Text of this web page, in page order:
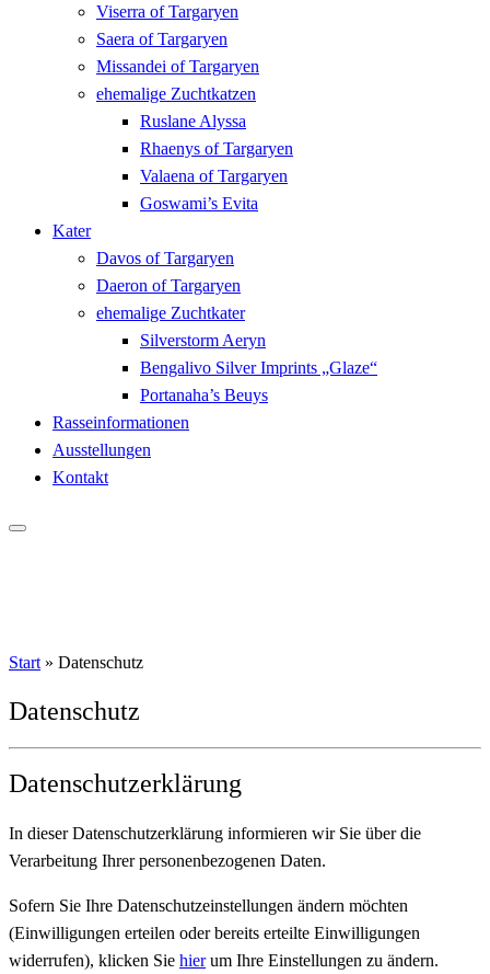
Viserra of Targaryen
Saera of Targaryen
Missandei of Targaryen
ehemalige Zuchtkatzen
Ruslane Alyssa
Rhaenys of Targaryen
Valaena of Targaryen
Goswami’s Evita
Kater
Davos of Targaryen
Daeron of Targaryen
ehemalige Zuchtkater
Silverstorm Aeryn
Bengalivo Silver Imprints „Glaze“
Portanaha’s Beuys
Rasseinformationen
Ausstellungen
Kontakt
Start » Datenschutz
Datenschutz
Datenschutzerklärung
In dieser Datenschutzerklärung informieren wir Sie über die
Verarbeitung Ihrer personenbezogenen Daten.
Sofern Sie Ihre Datenschutzeinstellungen ändern möchten
(Einwilligungen erteilen oder bereits erteilte Einwilligungen
widerrufen), klicken Sie hierum Ihre Einstellungen zu ändern.